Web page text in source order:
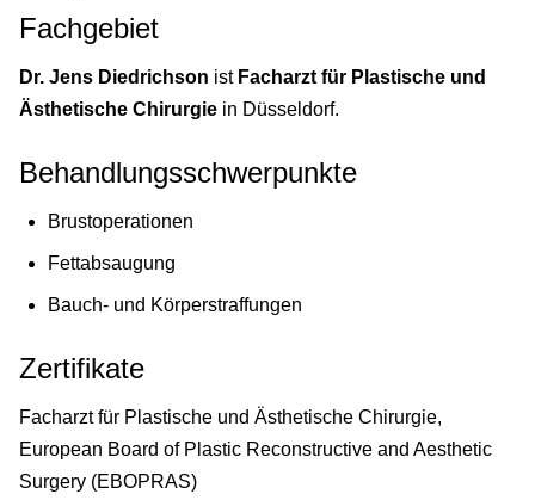
Fachgebiet
Dr. Jens Diedrichson ist Facharzt für Plastische und
Ästhetische Chirurgie in Düsseldorf.
Behandlungsschwerpunkte
Brustoperationen
Fettabsaugung
Bauch- und Körperstraffungen
Zertifikate
Facharzt für Plastische und Ästhetische Chirurgie,
European Board of Plastic Reconstructive and Aesthetic
Surgery (EBOPRAS)